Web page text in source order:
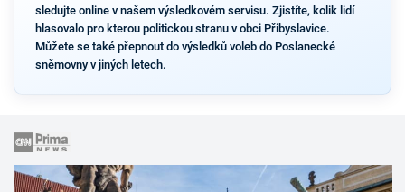
sledujte online v našem výsledkovém servisu. Zjistíte, kolik lidí
hlasovalo pro kterou politickou stranu v obci Přibyslavice.
Můžete se také přepnout do výsledků voleb do Poslanecké
sněmovny v jiných letech.